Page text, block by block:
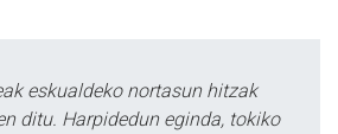
eskualdeko nortasun hitzak
ditu. Harpidedun eginda, tokiko